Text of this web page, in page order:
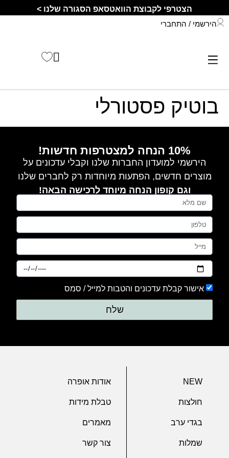
הצטרפי לקבוצת הוואטסאפ הסגורה שלנו >
הירשמי / התחברי
בוטיק פסטורלי
10% הנחה למצטרפות חדשות!
הירשמי למועדון החברות שלנו וקבלי עדכונים על
מוצרים חדשים, הפתעות מיוחדות רק לחברים שלנו
וגם קופון הנחה מיוחד לרכישה הבאה!
אישור קבלת עדכונים והטבות למייל / סמס
שלח
NEW
חולצות
בגדי ערב
שמלות
אודות אופרה
טבלת מידות
מאמרים
צור קשר